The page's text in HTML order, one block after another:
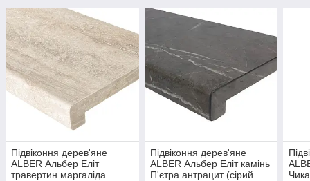
Підвіконня дерев'яне
ALBER Альбер Еліт
травертин маргаліда
Підвіконня дерев'яне
ALBER Альбер Еліт камінь
П'єтра антрацит (сірий